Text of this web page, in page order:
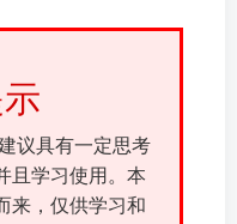
议具有一定思考
且学习使用。本
来，仅供学习和